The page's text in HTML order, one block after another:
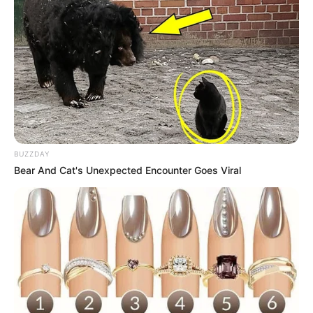
FACEBOOK
DESTAQUES DA SEMANA
Agente de Saúde é indiciada por falsificar
visitas que nunca aconteceram.
Motos e bicicletas para ACS e ACE: veja o
passo a passo para conseguir o benefício.
Câmara dos Deputados: anuênios, triênios,
entram no debate.
O que é que os diretores da CONACS foram
BUZZDAY
Bear And Cat's Unexpected Encounter Goes Viral